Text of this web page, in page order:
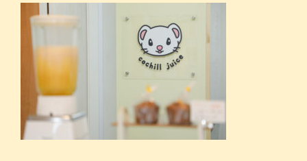
ナ
ビ
ゲ
ー
シ
ョ
ン